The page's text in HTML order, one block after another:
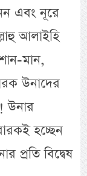
এবং নূরে
আলাইহি
মান,
উনাদের
উনার
হচ্ছেন
প্রতি বিদ্বেষ